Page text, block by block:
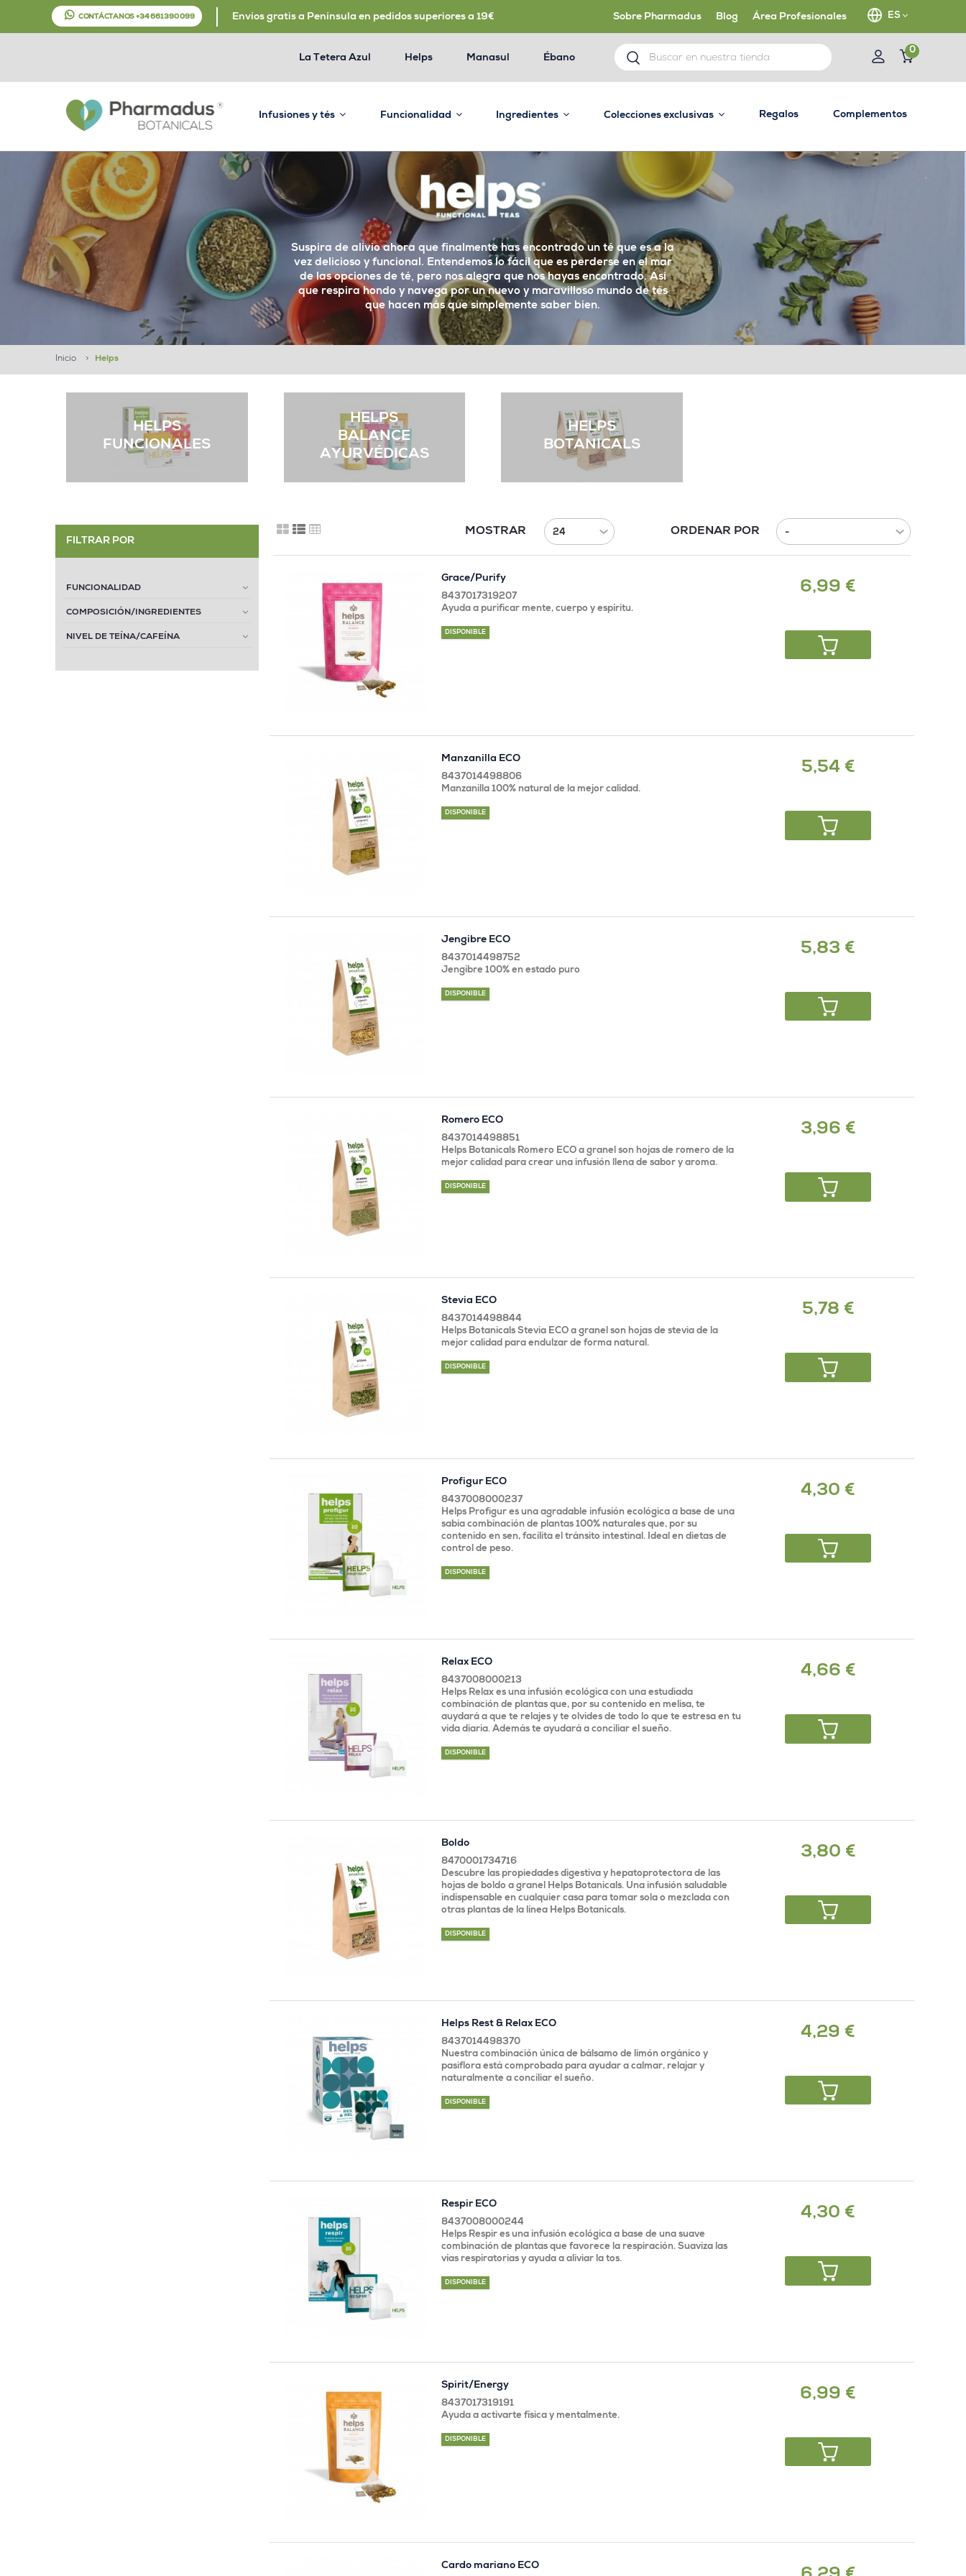
ES
CONTÁCTANOS +34 661 390 099 Envíos gratis a Península en pedidos superiores a 19€ Sobre Pharmadus Blog Área Profesionales
0
La Tetera Azul Helps Manasul Ébano
Infusiones y tés Funcionalidad Ingredientes Colecciones exclusivas Regalos Complementos
Suspira de alivio ahora que finalmente has encontrado un té que es a la
vez delicioso y funcional. Entendemos lo fácil que es perderse en el mar
de las opciones de té, pero nos alegra que nos hayas encontrado. Así
que respira hondo y navega por un nuevo y maravilloso mundo de tés
que hacen más que simplemente saber bien.
Inicio > Helps
HELPS
FUNCIONALES
HELPS
BALANCE
AYURVÉDICAS
HELPS
BOTANICALS
ORDENAR POR
MOSTRAR
Grace/Purify
8437017319207
Ayuda a purificar mente, cuerpo y espíritu.
DISPONIBLE
6,99 €
Manzanilla ECO
8437014498806
Manzanilla 100% natural de la mejor calidad.
DISPONIBLE
5,54 €
Jengibre ECO
8437014498752
Jengibre 100% en estado puro
DISPONIBLE
5,83 €
Romero ECO
8437014498851
Helps Botanicals Romero ECO a granel son hojas de romero de la
mejor calidad para crear una infusión llena de sabor y aroma.
DISPONIBLE
3,96 €
Stevia ECO
8437014498844
Helps Botanicals Stevia ECO a granel son hojas de stevia de la
mejor calidad para endulzar de forma natural.
DISPONIBLE
5,78 €
Profigur ECO
8437008000237
Helps Profigur es una agradable infusión ecológica a base de una
sabia combinación de plantas 100% naturales que, por su
contenido en sen, facilita el tránsito intestinal. Ideal en dietas de
control de peso.
DISPONIBLE
4,30 €
Relax ECO
8437008000213
Helps Relax es una infusión ecológica con una estudiada
combinación de plantas que, por su contenido en melisa, te
auydará a que te relajes y te olvides de todo lo que te estresa en tu
vida diaria. Además te ayudará a conciliar el sueño.
DISPONIBLE
4,66 €
Boldo
8470001734716
Descubre las propiedades digestiva y hepatoprotectora de las
hojas de boldo a granel Helps Botanicals. Una infusión saludable
indispensable en cualquier casa para tomar sola o mezclada con
otras plantas de la línea Helps Botanicals.
DISPONIBLE
3,80 €
Helps Rest & Relax ECO
8437014498370
Nuestra combinación única de bálsamo de limón orgánico y
pasiflora está comprobada para ayudar a calmar, relajar y
naturalmente a conciliar el sueño.
DISPONIBLE
4,29 €
Respir ECO
8437008000244
Helps Respir es una infusión ecológica a base de una suave
combinación de plantas que favorece la respiración. Suaviza las
vías respiratorias y ayuda a aliviar la tos.
DISPONIBLE
4,30 €
Spirit/Energy
8437017319191
Ayuda a activarte física y mentalmente.
DISPONIBLE
6,99 €
Cardo mariano ECO
FILTRAR POR
FUNCIONALIDAD
COMPOSICIÓN/INGREDIENTES
NIVEL DE TEÍNA/CAFEÍNA